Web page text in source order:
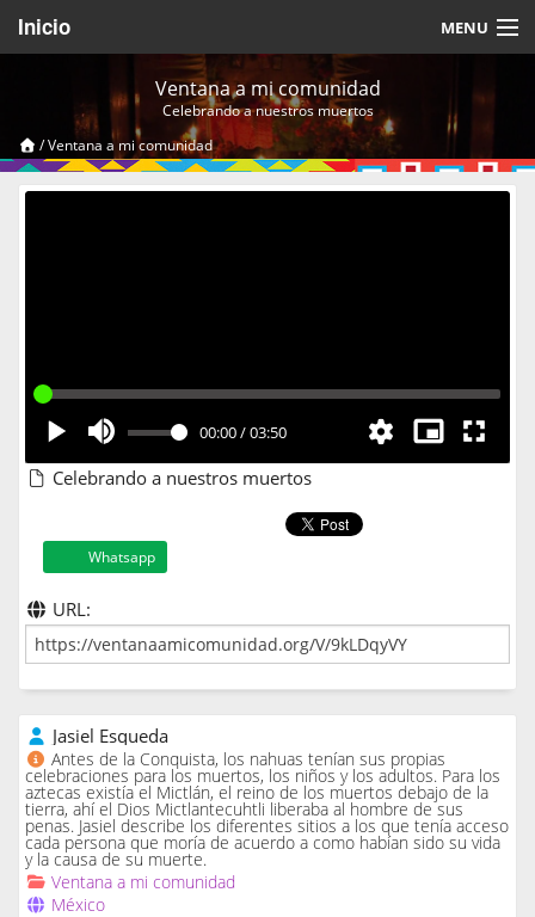
Inicio MENU
Videos Temáticos
Cerrar Sesión
Ventana a mi comunidad
Celebrando a nuestros muertos
/Ventana a mi comunidad
00:00/03:50
Celebrando a nuestros muertos
Whatsapp
URL:
Jasiel Esqueda
Antes de la Conquista, los nahuas tenían sus propias
celebraciones para los muertos, los niños y los adultos. Para los
aztecas existía el Mictlán, el reino de los muertos debajo de la
tierra, ahí el Dios Mictlantecuhtli liberaba al hombre de sus
penas. Jasiel describe los diferentes sitios a los que tenía acceso
cada persona que moría de acuerdo a como habían sido su vida
y la causa de su muerte.
Ventana a mi comunidad
México